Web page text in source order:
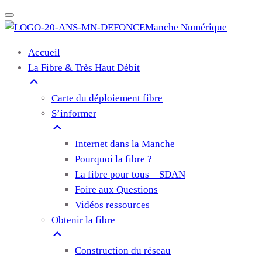
Manche Numérique
Accueil
La Fibre & Très Haut Débit
Carte du déploiement fibre
S’informer
Internet dans la Manche
Pourquoi la fibre ?
La fibre pour tous – SDAN
Foire aux Questions
Vidéos ressources
Obtenir la fibre
Construction du réseau